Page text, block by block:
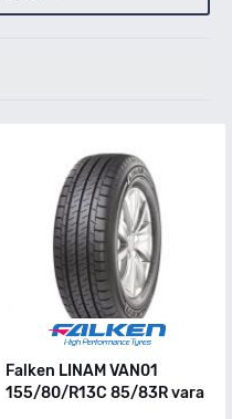
Falken LINAM VAN01
155/80/R13C 85/83R vara